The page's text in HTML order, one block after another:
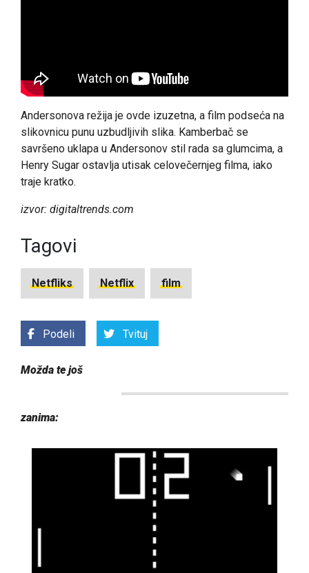
Andersonova režija je ovde izuzetna, a film podseća na
slikovnicu punu uzbudljivih slika. Kamberbač se
savršeno uklapa u Andersonov stil rada sa glumcima, a
Henry Sugar ostavlja utisak celovečernjeg filma, iako
traje kratko.
izvor: digitaltrends.com
Tagovi
Netfliks Netflix film
Podeli Tvituj
Možda te još
zanima: